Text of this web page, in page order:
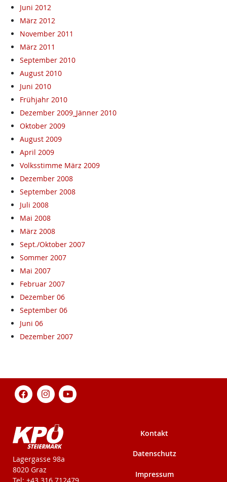
Juni 2012
März 2012
November 2011
März 2011
September 2010
August 2010
Juni 2010
Frühjahr 2010
Dezember 2009_Jänner 2010
Oktober 2009
August 2009
April 2009
Volksstimme März 2009
Dezember 2008
September 2008
Juli 2008
Mai 2008
März 2008
Sept./Oktober 2007
Sommer 2007
Mai 2007
Februar 2007
Dezember 06
September 06
Juni 06
Dezember 2007
KPÖ-Steiermark
Lagergasse 98a
8020 Graz
Kontakt
Datenschutz
Impressum